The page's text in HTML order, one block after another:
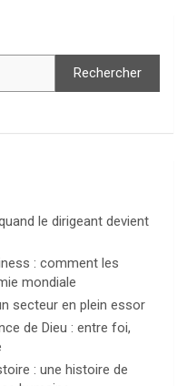
Rechercher
le dirigeant devient
: comment les
mondiale
secteur en plein essor
de Dieu : entre foi,
: une histoire de